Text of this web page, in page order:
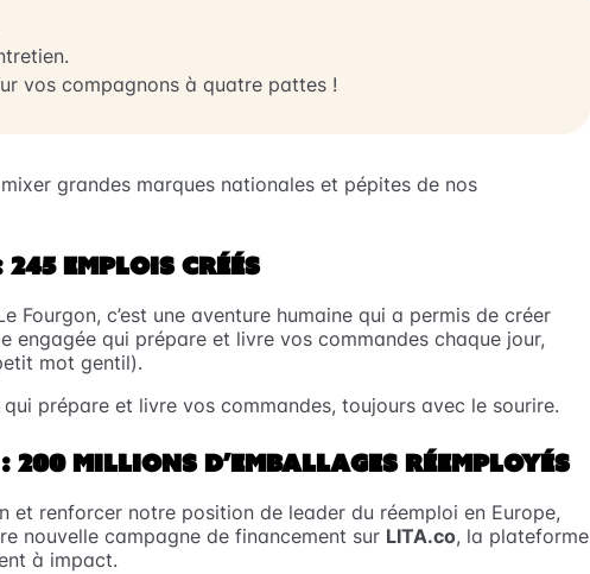
vos compagnons à quatre pattes !
grandes marques nationales et pépites de nos
EMPLOIS CRÉÉS
Fourgon, c’est une aventure humaine qui a permis de créer
engagée qui prépare et livre vos commandes chaque jour,
mot gentil).
prépare et livre vos commandes, toujours avec le sourire.
MILLIONS D’EMBALLAGES RÉEMPLOYÉS
et renforcer notre position de leader du réemploi en Europe,
nouvelle campagne de financement sur LITA.co, la plateforme
à impact.